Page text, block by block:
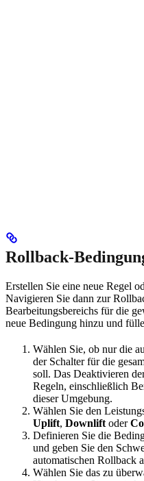
Rollback-
Erstellen Sie eine neue Regel
Navigieren Sie dann zur
Bearbeitungsbereichs für die
neue Bedingung hinzu und
Wählen Sie, ob nur die
der Schalter für die
soll. Das Deaktivieren
Regeln, einschließlich
dieser Umgebung.
Wählen Sie den
Uplift, Downlift oder
Definieren Sie die
und geben Sie den
automatischen Rollback
Wählen Sie das zu